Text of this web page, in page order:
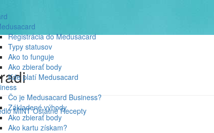
Registrácia do Medusacard
Typy statusov
Ako to funguje
Ako zbierať body
Kde platí Medusacard
Čo je Medusacard Business?
Základené výhody
Ako zbierať body
Ako kartu získam?
MINT Ostatné Recepty